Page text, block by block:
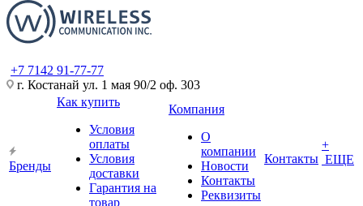
+7 7142 91-77-77
г. Костанай ул. 1 мая 90/2 оф. 303
Бренды
Как купить
Условия
оплаты
Условия
доставки
Гарантия на
товар
Компания
О
компании
Новости
Контакты
Реквизиты
Контакты
+
ЕЩЕ